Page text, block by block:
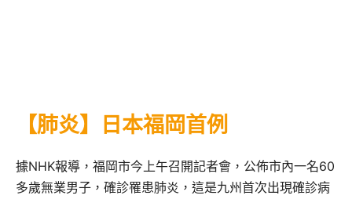
【肺炎】日本福岡首例
據NHK報導，福岡市今上午召開記者會，公佈市內一名60
多歲無業男子，確診罹患肺炎，這是九州首次出現確診病